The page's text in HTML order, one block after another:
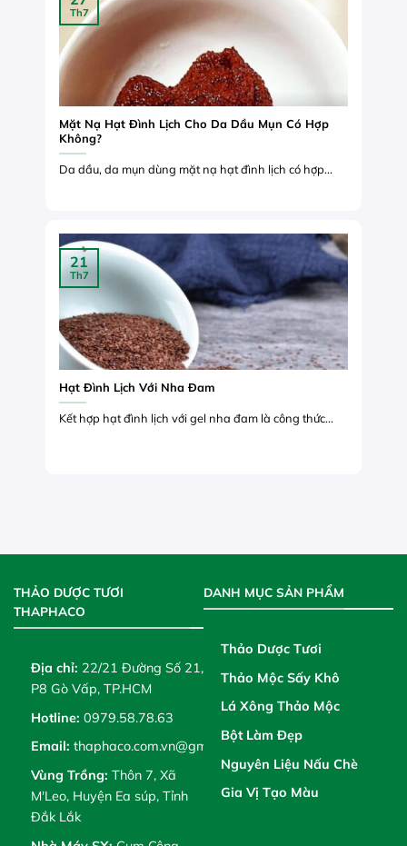
Mặt Nạ Hạt Đình Lịch Cho Da Dầu Mụn Có Hợp
Không?
Da dầu, da mụn dùng mặt nạ hạt đình lịch có hợp...
Th7
Hạt Đình Lịch Với Nha Đam
Kết hợp hạt đình lịch với gel nha đam là công thức...
21
Th7
THẢO DƯỢC TƯƠI
THAPHACO
Địa chỉ: 22/21 Đường Số 21,
P8 Gò Vấp, TP.HCM
Hotline: 0979.58.78.63
Email: thaphaco.com.vn@gmail.com
Vùng Trồng: Thôn 7, Xã
M'Leo, Huyện Ea súp, Tỉnh
Đắk Lắk
DANH MỤC SẢN PHẨM
Thảo Dược Tươi
Thảo Mộc Sấy Khô
Lá Xông Thảo Mộc
Bột Làm Đẹp
Nguyên Liệu Nấu Chè
Gia Vị Tạo Màu